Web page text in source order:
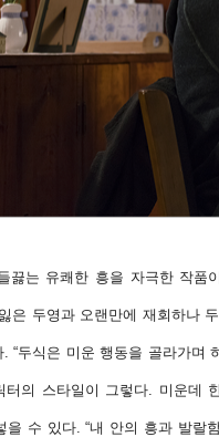
끓는 유쾌한 흥을 자극한 작품
은 두영과 오랜만에 재회하나
“두식은 미운 행동을 골라가
터의 스타일이 그렇다. 미운데
을 수 있다. “내 안의 흥과 발